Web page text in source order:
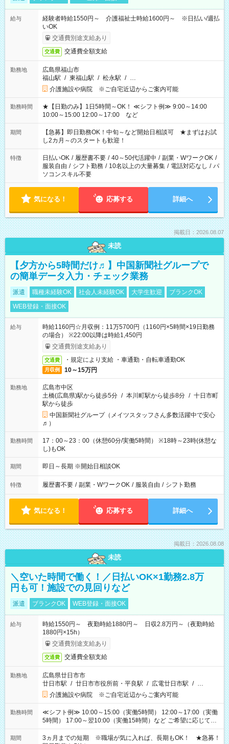
給与
経験者時給1550円～ 介護福祉士時給1600円～ ※日払い/週払
いOK
交通費別途支給あり
交通費 交通費全額支給
勤務地
広島県福山市
福山駅 / 東福山駅 / 松永駅 / …
介護施設や病院 ※ご自宅近辺からご案内可能
勤務時間
★【日勤のみ】1日5時間～OK！ ≪シフト例≫ 9:00～14:00
10:00～15:00 12:00～17:00 など
期間
【急募】即日勤務OK！中旬～など開始日相談可 ★まずはお試
し2カ月～のスタートも歓迎！
特徴 日払いOK / 履歴書不要 / 40～50代活躍中 / 副業・WワークOK /
服装自由 / シフト勤務 / 10名以上の大量募集 / 電話対応なし / パ
ソコンスキル不要
気になる！ 応募する 詳細へ
掲載日：2026.08.07
未読
【夕方から5時間だけ♬】中国新聞社グループで
の簡単データ入力・チェック業務
派遣 職種未経験OK 社会人未経験OK 大学生歓迎
ブランクOK
WEB登録・面接OK
給与
時給1160円☆月収例：11万5700円（1160円×5時間×19日勤務
の場合） ※22:00以降は時給1,450円
交通費別途支給あり
交通費 ・規定により支給 ・車通勤・自転車通勤OK
月収例 10～15万円
勤務地
広島市中区
土橋(広島県)駅から徒歩5分 / 本川町駅から徒歩8分 / 十日市町
駅から徒歩
中国新聞社グループ（メイツスタッフさん多数活躍中で安心
♬）
勤務時間
17：00～23：00（休憩60分/実働5時間） ※18時～23時(休憩な
し)もOK
期間 即日～長期 ※開始日相談OK
特徴 履歴書不要 / 副業・WワークOK / 服装自由 / シフト勤務
気になる！ 応募する 詳細へ
掲載日：2026.08.08
未読
＼空いた時間で働く！／日払いOK×1勤務2.8万
円も可！施設での見回りなど
派遣 ブランクOK WEB登録・面接OK
給与
時給1550円～ 夜勤時給1880円～ 日収2.8万円～（夜勤時給
1880円×15h）
交通費別途支給あり
交通費 交通費全額支給
勤務地
広島県廿日市市
廿日市駅 / 廿日市市役所前・平良駅 / 広電廿日市駅 / …
介護施設や病院 ※ご自宅近辺からご案内可能
勤務時間
≪シフト例≫ 10:00～15:00（実働5時間） 12:00～17:00（実働
5時間） 17:00～翌10:00（実働15時間）など ご希望に応じて、
働く時間は調整できます！ お気軽に担当へ相談ください！
期間
3ヵ月までの短期 ※職場が気に入れば、長期もOK！ ★急募！